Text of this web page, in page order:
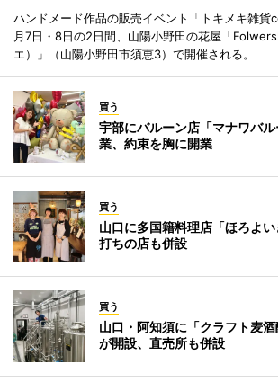
ハンドメード作品の販売イベント「トキメキ雑
月7日・8日の2日間、山陽小野田の花屋「
エ）」（山陽小野田市須恵3）で開催される。
買う
宇部にバルーン店「マナワバ
業、約束を胸に開業
買う
山口に多国籍料理店「ほろよ
打ちの店も併設
買う
山口・阿知須に「クラフト麦
が開設、直売所も併設